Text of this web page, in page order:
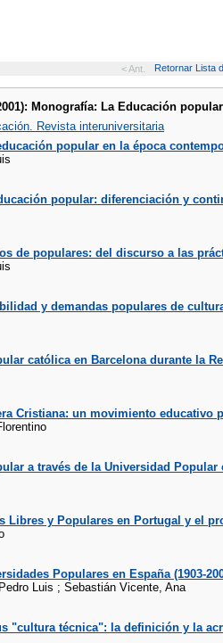
< Ant. Retornar Lista
Monografía: La Educación
Revista interuniversitaria
popular en la época
popular: diferenciación y
de populares: del discurso a las
y demandas populares de
católica en Barcelona durante la
Cristiana: un movimiento educativo
a través de la Universidad
Libres y Populares en Portugal y el
Populares en España (1903-
Luis ; Sebastián Vicente, Ana
"cultura técnica": la definición y la